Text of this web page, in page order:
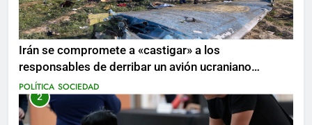
Irán se compromete a «castigar» a los
responsables de derribar un avión ucraniano
mientras se realizan arrestos
POLÍTICA SOCIEDAD
2